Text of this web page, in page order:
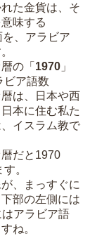
た金貨は、そ
味する
を、アラビア
の「 1970 」
ビア語数
は、日本や西
本に住む私た
イスラム教で
だと1970
。
、まっすぐに
部の左側には
はアラビア語
ね。